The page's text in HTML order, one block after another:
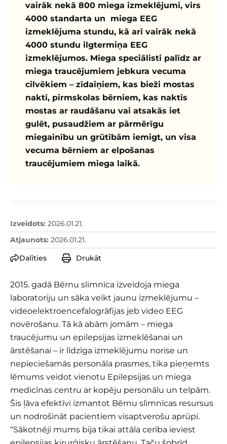
vairāk nekā 800 miega izmeklējumi, virs
4000 standarta un miega EEG
izmeklējuma stundu, kā arī vairāk nekā
4000 stundu ilgtermiņa EEG
izmeklējumos. Miega speciālisti palīdz ar
miega traucējumiem jebkura vecuma
cilvēkiem – zīdaiņiem, kas bieži mostas
naktī, pirmskolas bērniem, kas naktīs
mostas ar raudāšanu vai atsakās iet
gulēt, pusaudžiem ar pārmērīgu
miegainību un grūtībām iemigt, un visa
vecuma bērniem ar elpošanas
traucējumiem miega laikā.
Izveidots: 2026.01.21.
Atjaunots: 2026.01.21.
Dalīties
Drukāt
2015. gadā Bērnu slimnīca izveidoja miega
laboratoriju un sāka veikt jaunu izmeklējumu –
videoelektroencefalogrāfijas jeb video EEG
novērošanu. Tā kā abām jomām – miega
traucējumu un epilepsijas izmeklēšanai un
ārstēšanai – ir līdzīga izmeklējumu norise un
nepieciešamās personāla prasmes, tika pieņemts
lēmums veidot vienotu Epilepsijas un miega
medicīnas centru ar kopēju personālu un telpām.
Šis ļāva efektīvi izmantot Bērnu slimnīcas resursus
un nodrošināt pacientiem visaptverošu aprūpi.
“Sākotnēji mums bija tikai attāla cerība ieviest